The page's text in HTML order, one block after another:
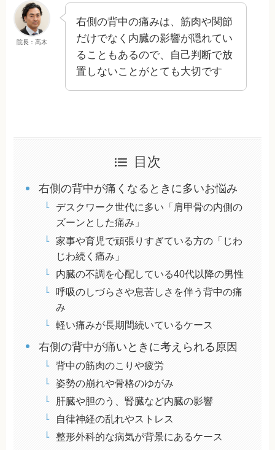
院長：高木
右側の背中の痛みは、筋肉や関節
だけでなく内臓の影響が隠れてい
ることもあるので、自己判断で放
置しないことがとても大切です
目次
右側の背中が痛くなるときに多いお悩み
デスクワーク世代に多い「肩甲骨の内側の
ズーンとした痛み」
家事や育児で頑張りすぎている方の「じわ
じわ続く痛み」
内臓の不調を心配している40代以降の男性
呼吸のしづらさや息苦しさを伴う背中の痛
み
軽い痛みが長期間続いているケース
右側の背中が痛いときに考えられる原因
背中の筋肉のこりや疲労
姿勢の崩れや骨格のゆがみ
肝臓や胆のう、腎臓など内臓の影響
自律神経の乱れやストレス
整形外科的な病気が背景にあるケース